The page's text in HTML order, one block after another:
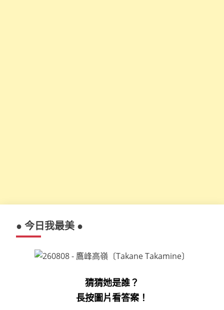
● 今日我最美 ●
猜猜她是誰？
長按圖片看答案！